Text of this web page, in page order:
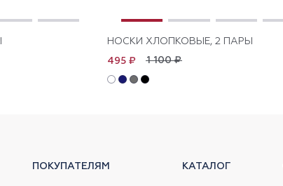
НОСКИ ХЛОПКОВЫЕ, 2 ПАРЫ
1 100 ₽
495 ₽
ПОКУПАТЕЛЯМ КАТАЛОГ